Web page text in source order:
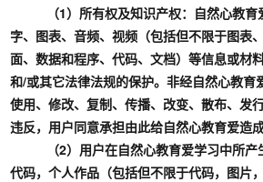
（1）所有权及知识产权：自然心教育
字、图表、音频、视频（包括但不限于图表
面、数据和程序、代码、文档）等信息或材
和/或其它法律法规的保护。非经自然心教育
使用、修改、复制、传播、改变、散布、发
违反，用户同意承担由此给自然心教育爱造
（2）用户在自然心教育爱学习中所产生
代码，个人作品（包括但不限于代码，图片